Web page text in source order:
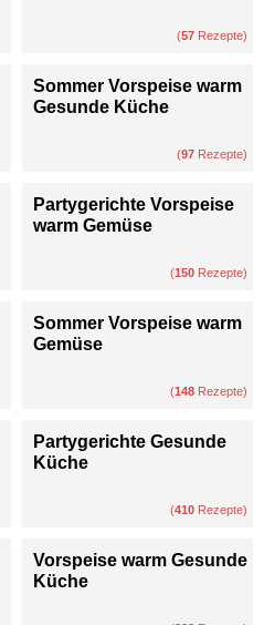
(57 Rezepte)
Sommer Vorspeise warm
Gesunde Küche
(97 Rezepte)
Partygerichte Vorspeise
warm Gemüse
(150 Rezepte)
Sommer Vorspeise warm
Gemüse
(148 Rezepte)
Partygerichte Gesunde
Küche
(410 Rezepte)
Vorspeise warm Gesunde
Küche